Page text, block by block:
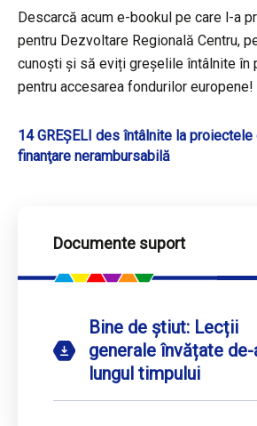
Descarcă acum e-bookul pe care l-a
pentru Dezvoltare Regională Centru,
cunoști și să eviți greșelile întâlnite în
pentru accesarea fondurilor europene!
14 GREȘELI des întâlnite la
finanţare nerambursabilă
Documente suport
Bine de știut: Lecții
generale învățate de-
lungul timpului